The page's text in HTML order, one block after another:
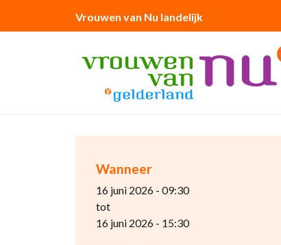
Vrouwen van Nu landelijk
Wanneer
16 juni 2026 - 09:30
tot
16 juni 2026 - 15:30